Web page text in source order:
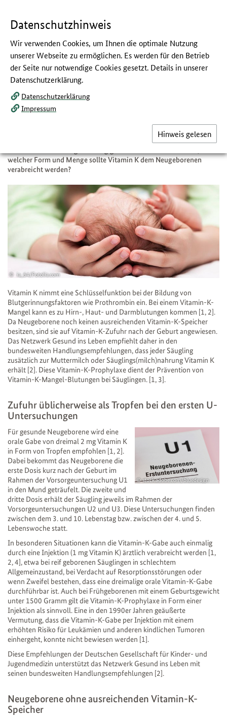
und
Service
Warum und in welcher Form
brauchen Säuglinge zusätzlich
Vitamin K?
Nachgefragt beim Netzwerk Gesund ins
Jeder Säugling braucht zusätzlich Vitamin K. So kann das Risiko
welcher Form und Menge sollte Vitamin K dem Neugeborenen
verabreicht werden?
ia_64/Fotolia.com
Vitamin K nimmt eine Schlüsselfunktion bei der Bildung von
Blutgerinnungsfaktoren wie Prothrombin ein. Bei einem Vitamin-K-
Mangel kann es zu Hirn-, Haut- und Darmblutungen kommen [1, 2].
Da Neugeborene noch keinen ausreichenden Vitamin-K-Speicher
besitzen, sind sie auf Vitamin-K-Zufuhr nach der Geburt angewiesen.
Das Netzwerk Gesund ins Leben empfiehlt daher in den
bundesweiten Handlungsempfehlungen, dass jeder Säugling
zusätzlich zur Muttermilch oder Säuglings(milch)nahrung Vitamin K
erhält [2]. Diese Vitamin-K-Prophylaxe dient der Prävention von
Vitamin-K-Mangel-Blutungen bei Säuglingen. [1, 3].
Zufuhr üblicherweise als Tropfen bei den ersten U-
Untersuchungen
stock.adobe.com/bluedesign
Für gesunde Neugeborene wird eine
orale Gabe von dreimal 2 mg Vitamin K
in Form von Tropfen empfohlen [1, 2].
Dabei bekommt das Neugeborene die
erste Dosis kurz nach der Geburt im
Rahmen der Vorsorgeuntersuchung U1
in den Mund geträufelt. Die zweite und
dritte Dosis erhält der Säugling jeweils im Rahmen der
Vorsorgeuntersuchungen U2 und U3. Diese Untersuchungen finden
zwischen dem 3. und 10. Lebenstag bzw. zwischen der 4. und 5.
Lebenswoche statt.
In besonderen Situationen kann die Vitamin-K-Gabe auch einmalig
durch eine Injektion (1 mg Vitamin K) ärztlich verabreicht werden [1,
2, 4], etwa bei reif geborenen Säuglingen in schlechtem
Allgemeinzustand, bei Verdacht auf Resorptionsstörungen oder
wenn Zweifel bestehen, dass eine dreimalige orale Vitamin-K-Gabe
durchführbar ist. Auch bei Frühgeborenen mit einem Geburtsgewicht
unter 1500 Gramm gilt die Vitamin-K-Prophylaxe in Form einer
Injektion als sinnvoll. Eine in den 1990er Jahren geäußerte
Vermutung, dass die Vitamin-K-Gabe per Injektion mit einem
erhöhten Risiko für Leukämien und anderen kindlichen Tumoren
einhergeht, konnte nicht bewiesen werden [1].
Diese Empfehlungen der Deutschen Gesellschaft für Kinder- und
Jugendmedizin unterstützt das Netzwerk Gesund ins Leben mit
seinen bundesweiten Handlungsempfehlungen [2].
Neugeborene ohne ausreichenden Vitamin-K-
Speicher
Datenschutzhinweis
Wir verwenden Cookies, um Ihnen die optimale Nutzung
unserer Webseite zu ermöglichen. Es werden für den Betrieb
der Seite nur notwendige Cookies gesetzt. Details in unserer
Datenschutzerklärung.
Datenschutzerklärung
Impressum
Hinweis gelesen